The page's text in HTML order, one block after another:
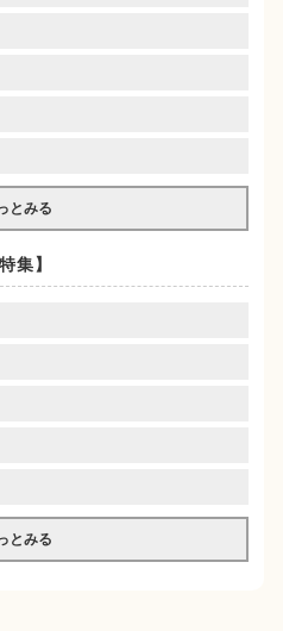
とみる
特集】
とみる